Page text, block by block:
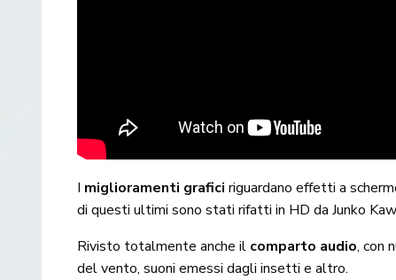
I miglioramenti graficiriguardano effetti a
di questi ultimi sono stati rifatti in HD da Junko
Rivisto totalmente anche il comparto audio, con
del vento, suoni emessi dagli insetti e altro.